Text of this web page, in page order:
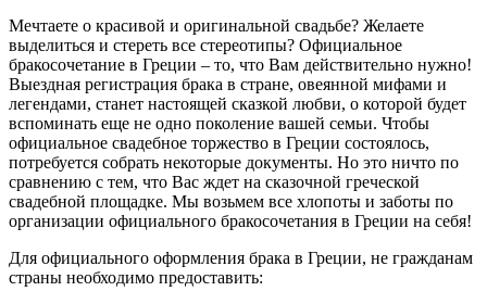
Мечтаете о красивой и оригинальной свадьбе? Желаете
выделиться и стереть все стереотипы? Официальное
бракосочетание в Греции – то, что Вам действительно нужно!
Выездная регистрация брака в стране, овеянной мифами и
легендами, станет настоящей сказкой любви, о которой будет
вспоминать еще не одно поколение вашей семьи. Чтобы
официальное свадебное торжество в Греции состоялось,
потребуется собрать некоторые документы. Но это ничто по
сравнению с тем, что Вас ждет на сказочной греческой
свадебной площадке. Мы возьмем все хлопоты и заботы по
организации официального бракосочетания в Греции на себя!
Для официального оформления брака в Греции, не гражданам
страны необходимо предоставить: